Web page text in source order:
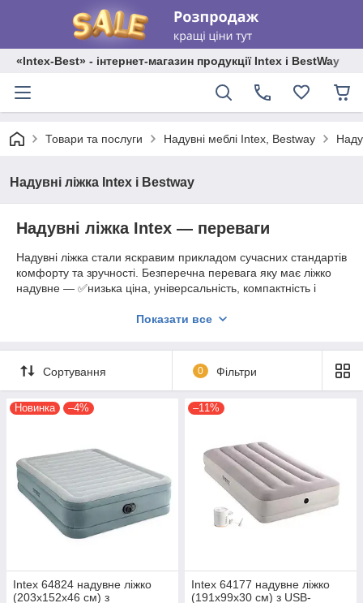
«Intex-Best» - інтернет-магазин продукції Intex і BestWay
Товари та послуги Надувні меблі Intex, Bestway
Надувні ліжка Intex і Bestway
Надувні ліжка Intex — переваги
Надувні ліжка стали яскравим прикладом сучасних стандартів
комфорту та зручності. Безперечна перевага яку має ліжко
надувне — ✅️низька ціна, універсальність, компактність і
саме те, яке підійде під розміри кімнати. 👍Ми
або односпальне, з насосом і без нього на цій сторінці
інтернет-магазину «Intex-Best.com.ua».
Показати все
Сортування 0 Фільтри
Новинка –4%
Intex 64824 надувне ліжко
(203х152х46 см) з
–11%
Intex 64177 надувне ліжко
(191х99х30 см) з USB-